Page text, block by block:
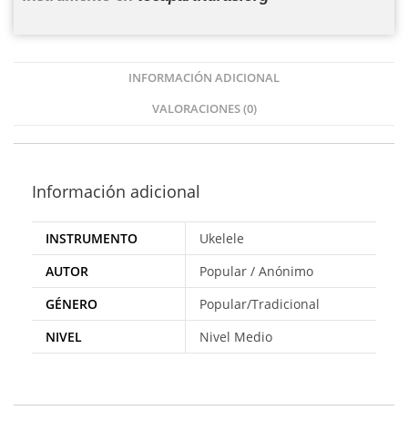
INFORMACIÓN ADICIONAL
VALORACIONES (0)
Información adicional
INSTRUMENTO
Ukelele
AUTOR
Popular / Anónimo
GÉNERO
Popular/Tradicional
NIVEL
Nivel Medio